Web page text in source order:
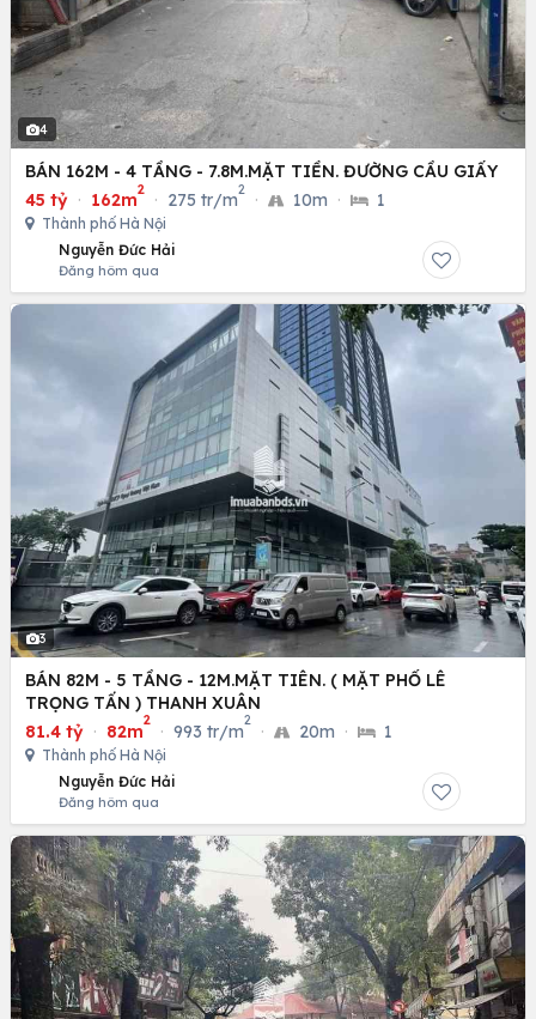
4
BÁN 162M - 4 TẦNG - 7.8M.MẶT TIỀN. ĐƯỜNG CẦU GIẤY
45 tỷ · 162m
2
· 275 tr/m
2
· 10m · 1
Thành phố Hà Nội
Nguyễn Đức Hải
Đăng hôm qua
3
BÁN 82M - 5 TẦNG - 12M.MẶT TIÊN. ( MẶT PHỐ LÊ
TRỌNG TẤN ) THANH XUÂN
81.4 tỷ · 82m
2
· 993 tr/m
2
· 20m · 1
Thành phố Hà Nội
Nguyễn Đức Hải
Đăng hôm qua